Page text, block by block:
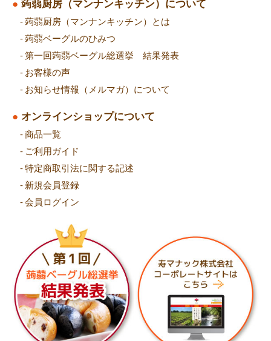
蒟蒻厨房（マンナンキッチン）について
蒟蒻厨房（マンナンキッチン）とは
蒟蒻ベーグルのひみつ
第一回蒟蒻ベーグル総選挙 結果発表
お客様の声
お知らせ情報（メルマガ）について
オンラインショップについて
商品一覧
ご利用ガイド
特定商取引法に関する記述
新規会員登録
会員ログイン